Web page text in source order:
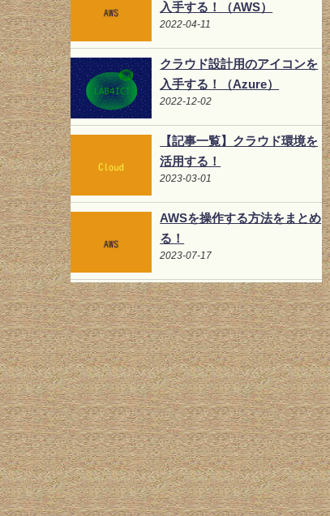
入手する！（AWS）
2022-04-11
クラウド設計用のアイコンを
入手する！（Azure）
2022-12-02
【記事一覧】クラウド環境を
活用する！
2023-03-01
AWSを操作する方法をまとめ
る！
2023-07-17